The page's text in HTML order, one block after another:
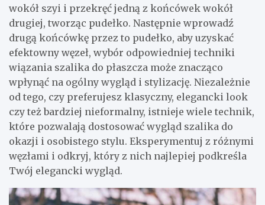
wokół szyi i przekręć jedną z końcówek wokół
drugiej, tworząc pudełko. Następnie wprowadź
drugą końcówkę przez to pudełko, aby uzyskać
efektowny węzeł, wybór odpowiedniej techniki
wiązania szalika do płaszcza może znacząco
wpłynąć na ogólny wygląd i stylizację. Niezależnie
od tego, czy preferujesz klasyczny, elegancki look
czy też bardziej nieformalny, istnieje wiele technik,
które pozwalają dostosować wygląd szalika do
okazji i osobistego stylu. Eksperymentuj z różnymi
węzłami i odkryj, który z nich najlepiej podkreśla
Twój elegancki wygląd.